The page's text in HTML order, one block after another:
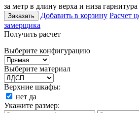
за метр в длину верха и низа гарнитура
Заказать Добавить в корзину Расчет
замерщика
Получить расчет
Выберите конфигурацию
Выберите материал
Верхние шкафы:
нет да
Укажите размер: